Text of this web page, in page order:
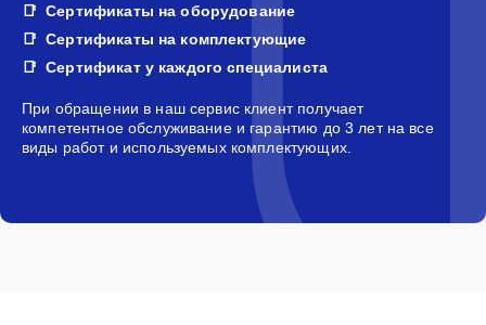
Сертификаты на оборудование
Сертификаты на комплектующие
Сертификат у каждого специалиста
При обращении в наш сервис клиент получает
компетентное обслуживание и гарантию до 3 лет на все
виды работ и используемых комплектующих.